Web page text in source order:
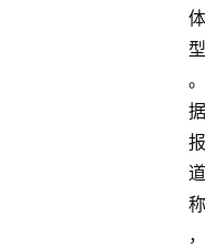
体
型
。
据
报
道
称
，